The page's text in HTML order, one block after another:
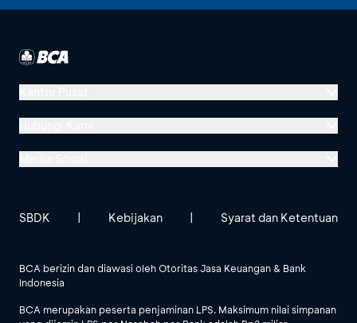
Menara BCA, Grand Indonesia
Jl. MH Thamrin No. 1
Lihat Semua Media Sosial
BCA berizin dan diawasi oleh Otoritas Jasa Keuangan & Bank
Indonesia
BCA merupakan peserta penjaminan LPS. Maksimum nilai simpanan
SBDK | Kebijakan | Syarat dan Ketentuan